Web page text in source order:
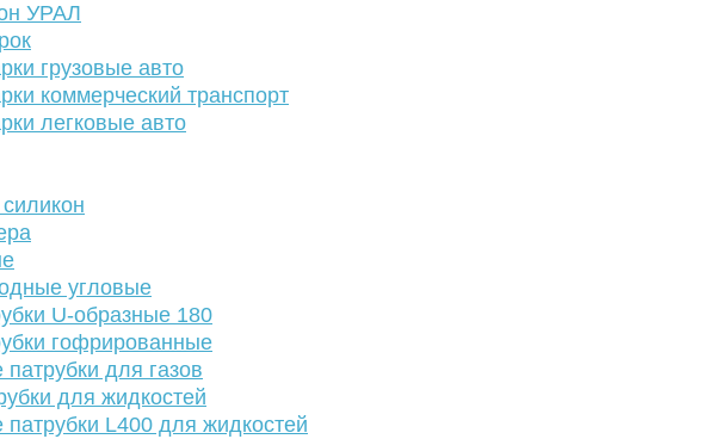
УРАЛ
грузовые авто
коммерческий транспорт
легковые авто
угловые
U-образные 180
гофрированные
для газов
для жидкостей
L400 для жидкостей